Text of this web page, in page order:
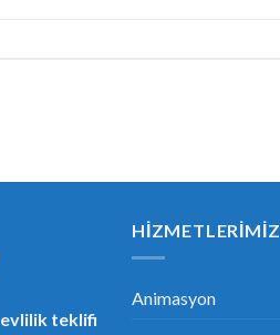
evlilik teklifi
HIZMETLERIMIZ
Animasyon